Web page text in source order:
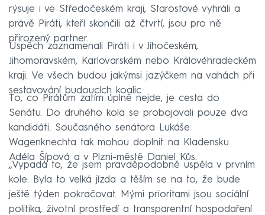
rýsuje i ve Středočeském kraji, Starostové vyhráli a
právě Piráti, kteří skončili až čtvrtí, jsou pro ně
přirozený partner.
Úspěch zaznamenali Piráti i v Jihočeském,
Jihomoravském, Karlovarském nebo Královéhradeckém
kraji. Ve všech budou jakýmsi jazýčkem na vahách při
sestavování budoucích koalic.
To, co Pirátům zatím úplně nejde, je cesta do
Senátu. Do druhého kola se probojovali pouze dva
kandidáti. Současného senátora Lukáše
Wagenknechta tak mohou doplnit na Kladensku
Adéla Šípová a v Plzni-městě Daniel Kůs.
„Vypadá to, že jsem pravděpodobně uspěla v prvním
kole. Byla to velká jízda a těším se na to, že bude
ještě týden pokračovat. Mými prioritami jsou sociální
politika, životní prostředí a transparentní hospodaření